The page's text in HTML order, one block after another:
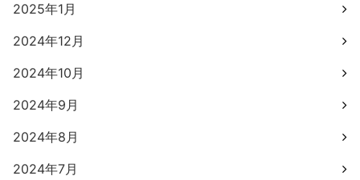
2025年1月
2024年12月
2024年10月
2024年9月
2024年8月
2024年7月